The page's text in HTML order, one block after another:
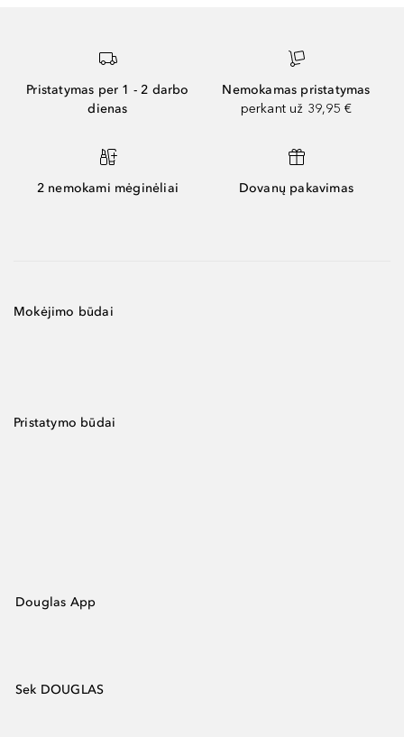
Pristatymas per 1 - 2 darbo
dienas
Nemokamas pristatymas
perkant už 39,95 €
2 nemokami mėginėliai Dovanų pakavimas
Mokėjimo būdai
Pristatymo būdai
Douglas App
Sek DOUGLAS